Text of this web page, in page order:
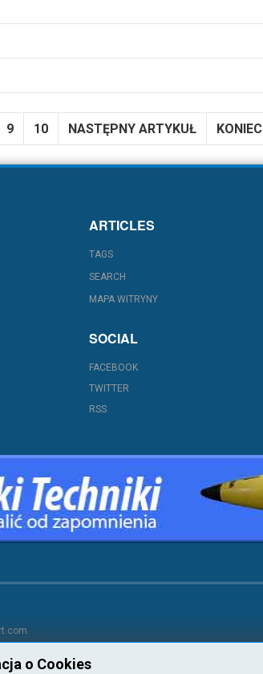
9 10 NASTĘPNY ARTYKUŁ KONIEC
o Cookies
ARTICLES
TAGS
SEARCH
MAPA WITRYNY
SOCIAL
FACEBOOK
TWITTER
RSS